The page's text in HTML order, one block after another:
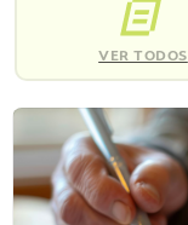
VER TODOS